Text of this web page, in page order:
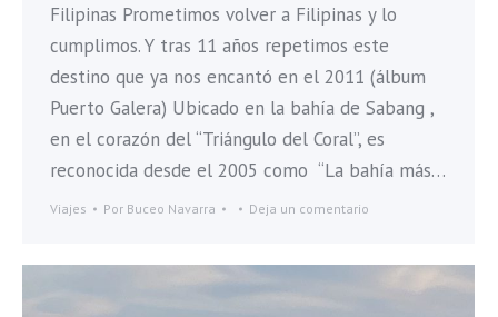
Filipinas Prometimos volver a Filipinas y lo
cumplimos. Y tras 11 años repetimos este
destino que ya nos encantó en el 2011 (álbum
Puerto Galera) Ubicado en la bahía de Sabang ,
en el corazón del “Triángulo del Coral”, es
reconocida desde el 2005 como “La bahía más…
Viajes Por Buceo Navarra Deja un comentario